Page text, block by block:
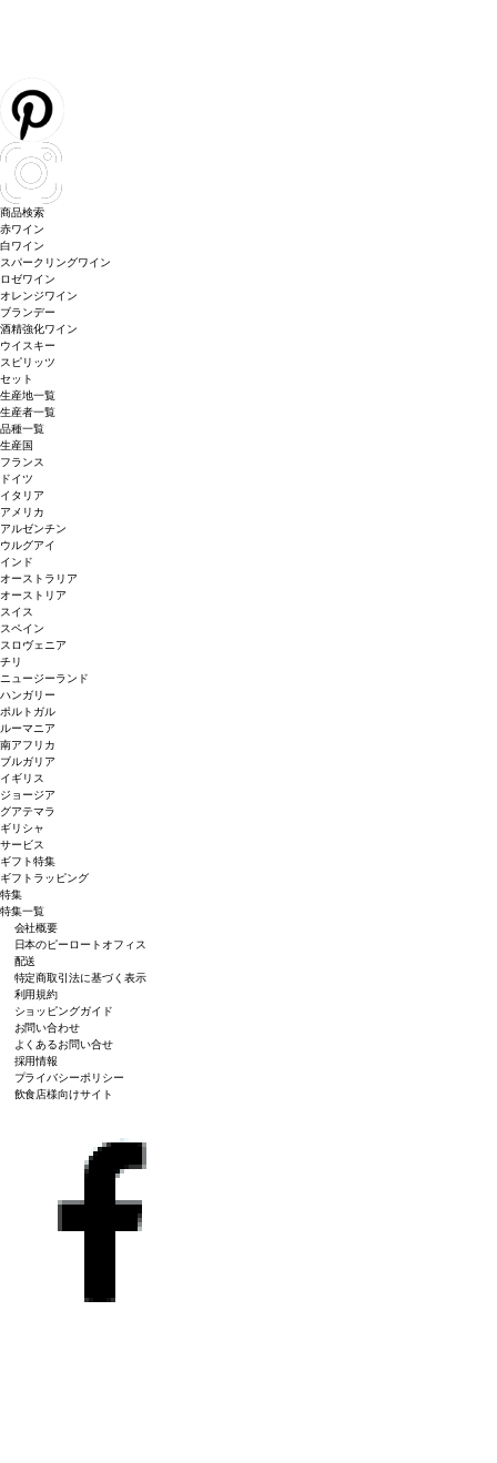
商品検索
赤ワイン
白ワイン
スパークリングワイン
ロゼワイン
オレンジワイン
ブランデー
酒精強化ワイン
ウイスキー
スピリッツ
セット
生産地一覧
生産者一覧
品種一覧
生産国
フランス
ドイツ
イタリア
アメリカ
アルゼンチン
ウルグアイ
インド
オーストラリア
オーストリア
スイス
スペイン
スロヴェニア
チリ
ニュージーランド
ハンガリー
ポルトガル
ルーマニア
南アフリカ
ブルガリア
イギリス
ジョージア
グアテマラ
ギリシャ
サービス
ギフト特集
ギフトラッピング
特集
特集一覧
会社概要
日本のピーロートオフィス
配送
特定商取引法に基づく表示
利用規約
ショッピングガイド
お問い合わせ
よくあるお問い合せ
採用情報
プライバシーポリシー
飲食店様向けサイト